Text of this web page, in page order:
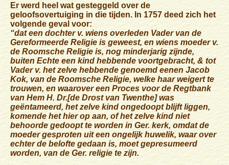
Er werd heel wat gesteggeld over de
geloofsovertuiging in die tijden. In 1757 deed zich het
volgende geval voor:
“dat een dochter v. wiens overleden Vader van de
Gereformeerde Religie is geweest, en wiens moeder v.
de Roomsche Religie is, nog minderjarig zijnde,
buiten Echte een kind hebbende voortgebracht, & tot
Vader v. het zelve hebbende genoemd eenen Jacob
Kok, van de Roomsche Religie, welke haar weigert te
trouwen, en waarover een Proces voor de Regtbank
van Hem H. Dr.[de Drost van Twenthe] was
geëntameerd, het zelve kind ongedoopt blijft liggen,
komende het hier op aan, of het zelve kind niet
behoorde gedoopt te worden in Ger. kerk, omdat de
moeder gesproten uit een ongelijk huwelik, waar over
echter de belofte gedaan is, moet gepresumeerd
worden, van de Ger. religie te zijn.